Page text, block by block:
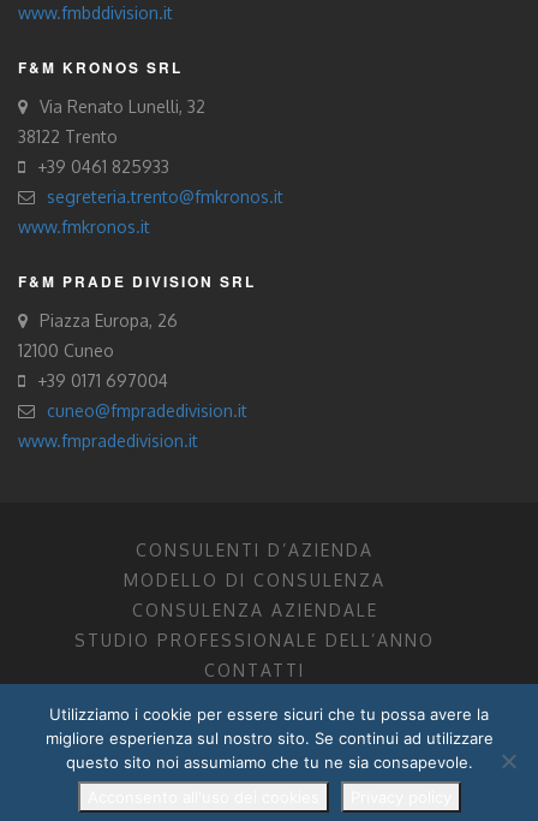
www.fmbddivision.it
F&M KRONOS SRL
Via Renato Lunelli, 32
38122 Trento
+39 0461 825933
segreteria.trento@fmkronos.it
www.fmkronos.it
F&M PRADE DIVISION SRL
Piazza Europa, 26
12100 Cuneo
+39 0171 697004
cuneo@fmpradedivision.it
www.fmpradedivision.it
CONSULENTI D’AZIENDA
MODELLO DI CONSULENZA
CONSULENZA AZIENDALE
STUDIO PROFESSIONALE DELL’ANNO
CONTATTI
FM CONSULENTI D’AZIENDA SOCIETÀ TRA PROFESSIONISTI
DOTTORI COMMERCIALISTI MANTOVA, PORDENONE, TRENTO
P.I. 01599280201
Utilizziamo i cookie per essere sicuri che tu possa avere la
migliore esperienza sul nostro sito. Se continui ad utilizzare
questo sito noi assumiamo che tu ne sia consapevole.